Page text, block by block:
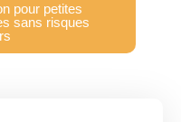
pour petites
sans risques